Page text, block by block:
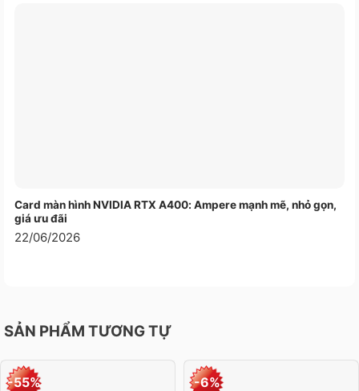
Card màn hình NVIDIA RTX A400: Ampere mạnh mẽ, nhỏ gọn,
giá ưu đãi
22/06/2026
SẢN PHẨM TƯƠNG TỰ
-55% -6%